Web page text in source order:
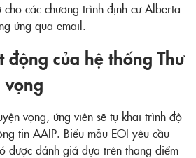
cho các chương trình định cư Alberta
ứng qua email.
động của hệ thống Thư
vọng, ứng viên sẽ tự khai trình độ
tin AAIP. Biểu mẫu EOI yêu cầu
được đánh giá dựa trên thang điểm